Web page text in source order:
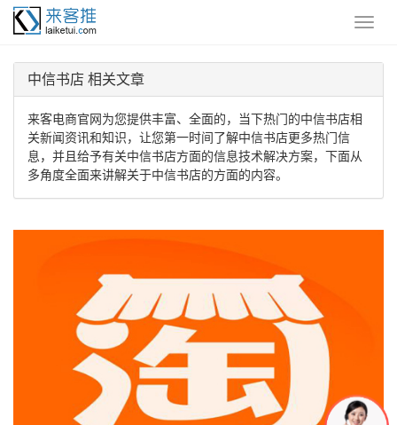
中信书店 相关文章
来客电商官网为您提供丰富、全面的，当下热门的中信书店相
关新闻资讯和知识，让您第一时间了解中信书店更多热门信
息，并且给予有关中信书店方面的信息技术解决方案，下面从
多角度全面来讲解关于中信书店的方面的内容。